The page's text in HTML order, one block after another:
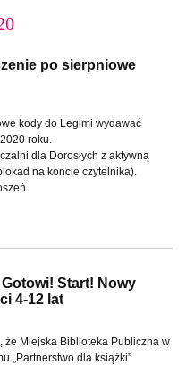
po sierpniowe
kody do Legimi wydawać
roku.
dla Dorosłych z aktywną
na koncie czytelnika).
Start! Nowy
4-12 lat
że Miejska Biblioteka Publiczna w
„Partnerstwo dla książki”